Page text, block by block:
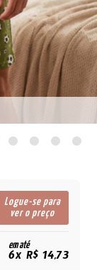
Logue-se para
ver o preço
em até
6x R$ 14,73